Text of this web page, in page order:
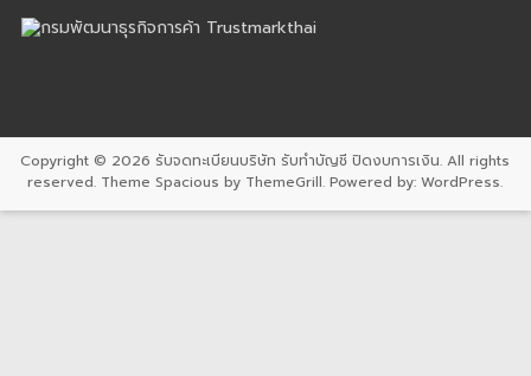
Copyright © 2026 รับจดทะเบียนบริษัท รับทำบัญชี ปิดงบการเงิน. All rights
reserved. ThemeSpacious by ThemeGrill. Powered by:WordPress.